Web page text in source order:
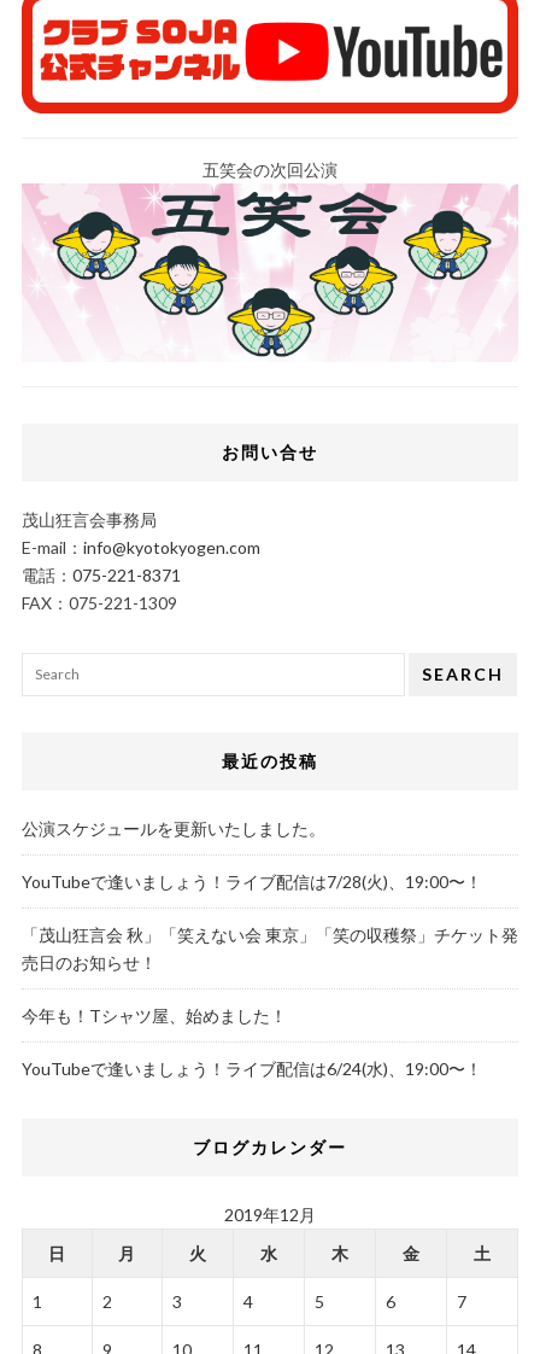
五笑会の次回公演
お問い合せ
茂山狂言会事務局
E-mail： info@kyotokyogen.com
電話： 075-221-8371
FAX：075-221-1309
SEARCH
最近の投稿
公演スケジュールを更新いたしました。
YouTubeで逢いましょう！ライブ配信は7/28(火)、19:00〜！
「茂山狂言会 秋」「笑えない会 東京」「笑の収穫祭」チケット発
売日のお知らせ！
今年も！Tシャツ屋、始めました！
YouTubeで逢いましょう！ライブ配信は6/24(水)、19:00〜！
ブログカレンダー
2019年12月
日
月 火 水 木 金 土
1 2 3 4 5 6 7